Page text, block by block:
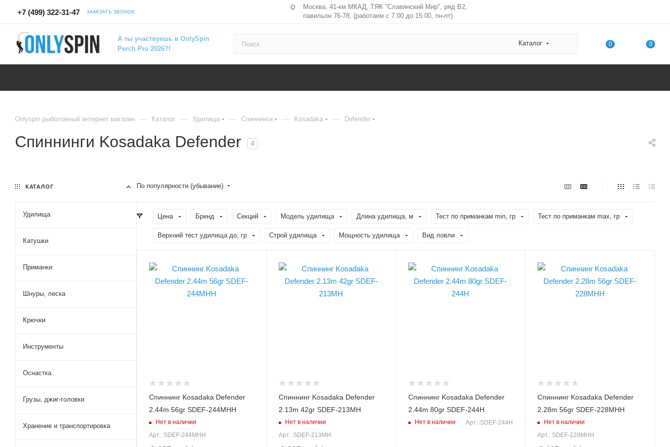
+7 (499) 322-31-47 ЗАКАЗАТЬ ЗВОНОК
Москва, 41-км МКАД, ТЯК "Славянский Мир", ряд В2,
павильон 76-78, (работаем с 7:00 до 15:00, пн-пт)
А ты участвуешь в OnlySpin
Perch Pro 2026?!
Каталог 0 0
Onlyspin рыболовный интернет магазин — Каталог — Удилища — Спиннинги — Kosadaka — Defender
Спиннинги Kosadaka Defender 4
По популярности (убывание)
Цена Бренд Секций Модель удилища Длина удилища, м Тест по приманкам min, гр Тест по приманкам max, гр
Верхний тест удилища до, гр Строй удилища Мощность удилища Вид ловли
Вес удилища, гр
гр
56
до, гр
56
Строй удилища
Спиннинг Kosadaka Defender
2.44m 56gr SDEF-244MHH
Нет в наличии
Арт.: SDEF-244MHH
Вес удилища, гр
гр
42
до, гр
42
Строй удилища
Спиннинг Kosadaka Defender
2.13m 42gr SDEF-213MH
Нет в наличии
Арт.: SDEF-213MH
Вес удилища, гр
гр
80
до, гр
80
Спиннинг Kosadaka Defender
2.44m 80gr SDEF-244H
Нет в наличии Арт.: SDEF-244H
Вес удилища, гр
гр
56
до, гр
56
Строй удилища
Спиннинг Kosadaka Defender
2.28m 56gr SDEF-228MHH
Нет в наличии
Арт.: SDEF-228MHH
КАТАЛОГ
Удилища
Катушки
Приманки
Шнуры, леска
Крючки
Инструменты
Оснастка
Грузы, джиг-головки
Хранение и транспортировка